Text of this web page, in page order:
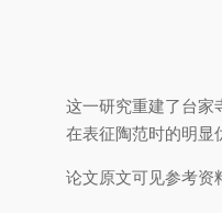
这一研究重建了台家
在表征陶范时的明显优
论文原文可见参考资料